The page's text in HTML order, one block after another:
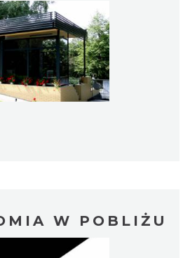
W POBLIŻU